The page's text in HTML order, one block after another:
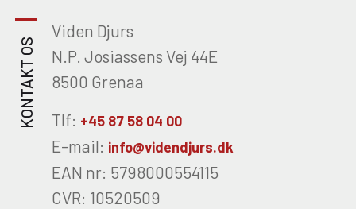
KONTAKT OS
Viden Djurs
N.P. Josiassens Vej 44E
8500 Grenaa
Tlf: +45 87 58 04 00
E-mail: info@videndjurs.dk
EAN nr: 5798000554115
CVR: 10520509